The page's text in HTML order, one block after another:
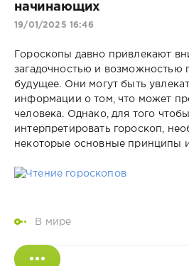
начинающих
19/01/2025 16:46
Гороскопы давно привлекают
загадочностью и возможностью
будущее. Они могут быть
информации о том, что может
человека. Однако, для того
интерпретировать гороскоп,
некоторые основные принципы
В мире